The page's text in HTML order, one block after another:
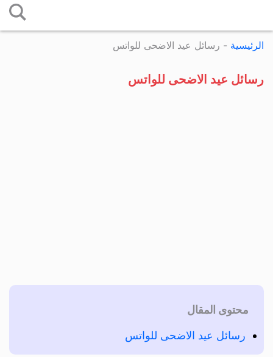
إلى
المحتوى
الرئيسية - رسائل عيد الاضحى للواتس
رسائل عيد الاضحى للواتس
محتوى المقال
رسائل عيد الاضحى للواتس